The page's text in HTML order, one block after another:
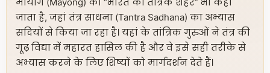
जाता है, जहां तंत्र साधना (Tantra Sadhana) का अभ्यास
सदियों से किया जा रहा है। यहां के तांत्रिक गुरुओं ने तंत्र की
गूढ़ विद्या में महारत हासिल की है और वे इसे सही तरीके से
अभ्यास करने के लिए शिष्यों को मार्गदर्शन देते हैं।